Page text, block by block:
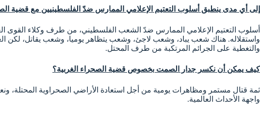
إلى أي مدى ينطبق أسلوب التعتيم الإعلامي الممارس ضدّ الفلسطينيين مع قضية
أسلوب التعتيم الإعلامي الممارس ضدّ الشعب الفلسطيني، من طرف وكلاء القوى
واستقلاله. هناك شعب يباد، وشعب لاجئ، وشعب يتظاهر يوميا، وشعب يقاتل، لكن
والتغطية على الجرائم المرتكبة من طرف المحتل.
كيف يمكن أن نكسر جدار الصمت بخصوص قضية الصحراء الغربية؟
ثمة قتال مستمر ومظاهرات يومية من أجل استعادة الأراضي الصحراوية المحتلة،
واجهة الأحداث العالمية.